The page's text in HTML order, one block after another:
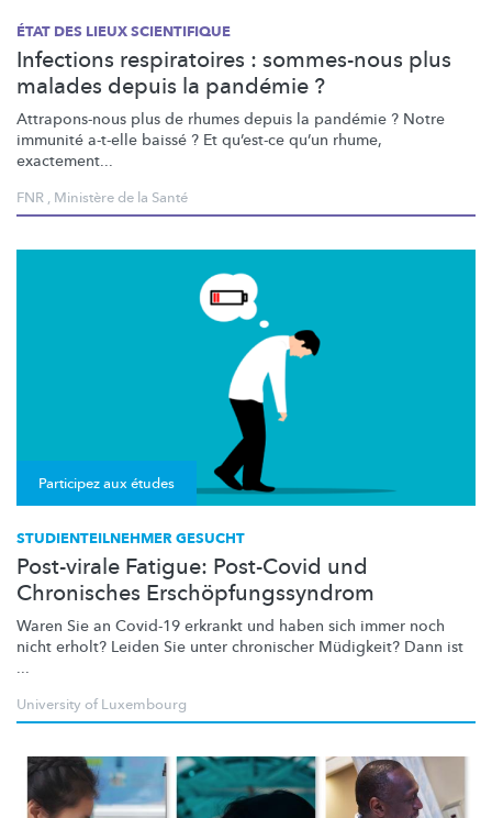
ÉTAT DES LIEUX SCIENTIFIQUE
Infections respiratoires : sommes-nous plus
malades depuis la pandémie ?
Attrapons-nous plus de rhumes depuis la pandémie ? Notre
immunité a-t-elle baissé ? Et qu’est-ce qu’un rhume,
exactement...
FNR , Ministère de la Santé
Participez aux études
STUDIENTEILNEHMER GESUCHT
Post-virale Fatigue: Post-Covid und
Chronisches Erschöpfungssyndrom
Waren Sie an Covid-19 erkrankt und haben sich immer noch
nicht erholt? Leiden Sie unter chronischer Müdigkeit? Dann ist
...
University of Luxembourg